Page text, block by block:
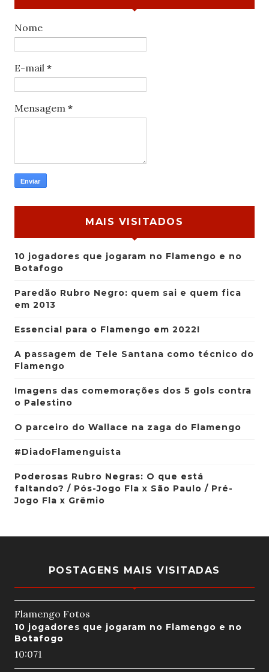
Nome
E-mail *
Mensagem *
MAIS VISITADOS
10 jogadores que jogaram no Flamengo e no
Botafogo
Paredão Rubro Negro: quem sai e quem fica
em 2013
Essencial para o Flamengo em 2022!
A passagem de Tele Santana como técnico do
Flamengo
Imagens das comemorações dos 5 gols contra
o Palestino
O parceiro do Wallace na zaga do Flamengo
#DiadoFlamenguista
Poderosas Rubro Negras: O que está
faltando? / Pós-Jogo Fla x São Paulo / Pré-
Jogo Fla x Grêmio
POSTAGENS MAIS VISITADAS
Flamengo Fotos
10 jogadores que jogaram no Flamengo e no
Botafogo
10:071